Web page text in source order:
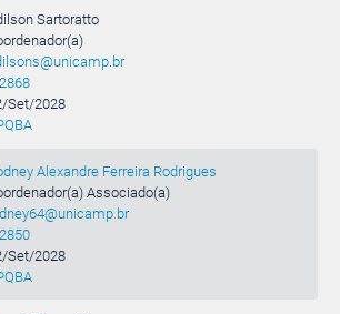
Sartoratto
Set/2028
Alexandre Ferreira Rodrigues
Associado(a)
Set/2028